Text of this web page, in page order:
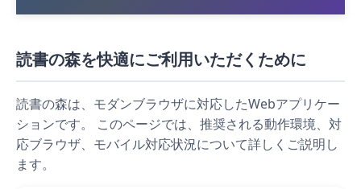
読書の森を快適にご利用いただくために
読書の森は、モダンブラウザに対応したWebアプリケー
ションです。 このページでは、推奨される動作環境、対
応ブラウザ、モバイル対応状況について詳しくご説明し
ます。